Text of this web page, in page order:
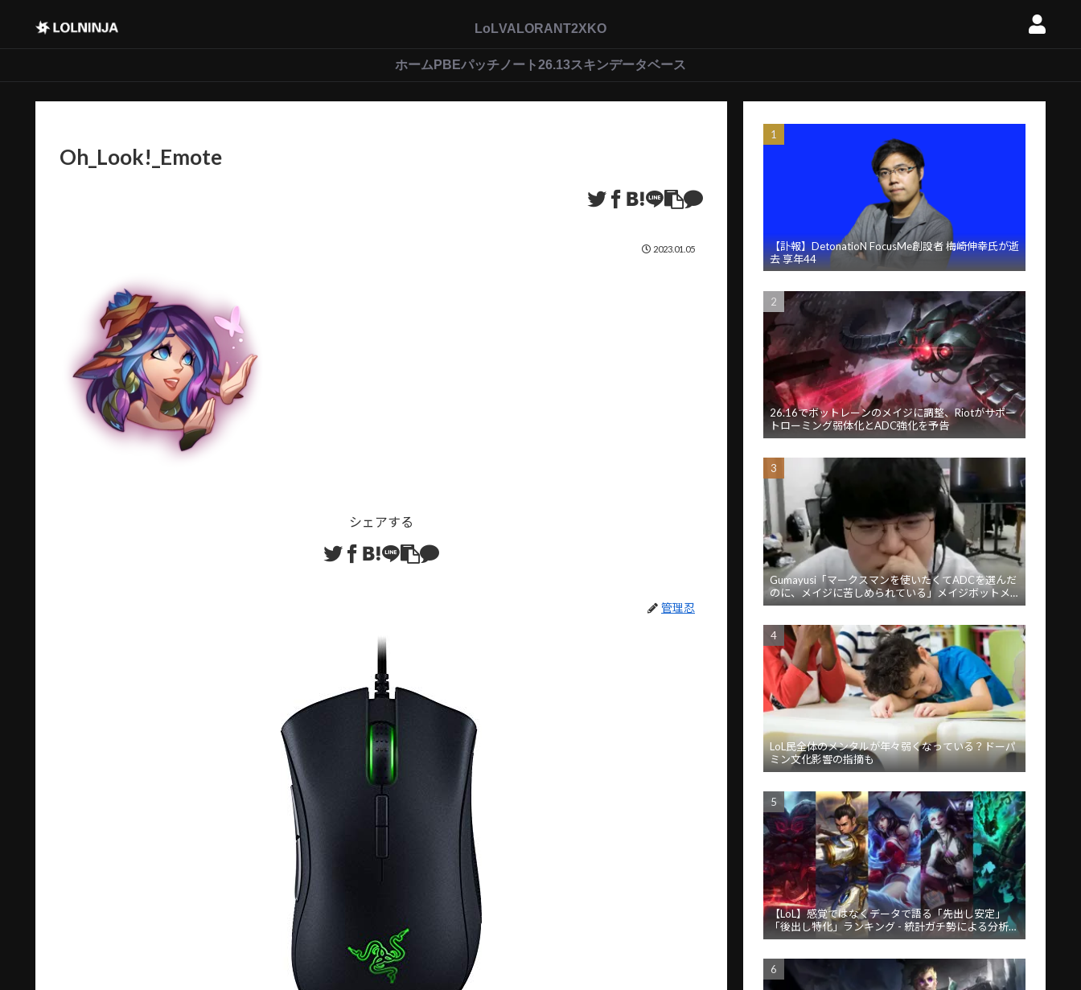
LoLVALORANT2XKO
ホーム PBEパッチノート26.13スキンデータベース
Oh_Look!_Emote
2023.01.05
シェアする
管理忍
【訃報】DetonatioN FocusMe創設者 梅崎伸幸氏が逝
去 享年44
26.16でボットレーンのメイジに調整、Riotがサポー
トローミング弱体化とADC強化を予告
Gumayusi「マークスマンを使いたくてADCを選んだ
のに、メイジに苦しめられている」メイジボットメ
タに苦言
LoL民全体のメンタルが年々弱くなっている？ドーパ
ミン文化影響の指摘も
【LoL】感覚ではなくデータで語る「先出し安定」
「後出し特化」ランキング - 統計ガチ勢による分析が
話題